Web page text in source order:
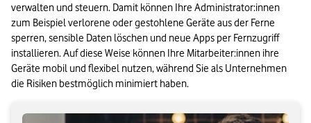
verwalten und steuern. Damit können Ihre Administrator:innen
zum Beispiel verlorene oder gestohlene Geräte aus der Ferne
sperren, sensible Daten löschen und neue Apps per Fernzugriff
installieren. Auf diese Weise können Ihre Mitarbeiter:innen ihre
Geräte mobil und flexibel nutzen, während Sie als Unternehmen
die Risiken bestmöglich minimiert haben.